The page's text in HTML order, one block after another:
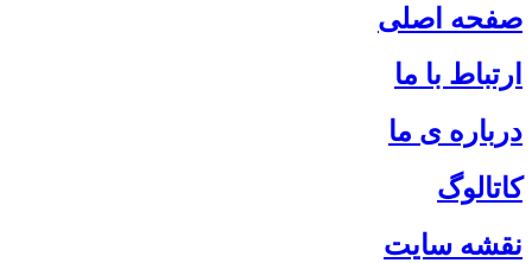
صفحه اصلی
ارتباط با ما
درباره ی ما
کاتالوگ
نقشه سایت